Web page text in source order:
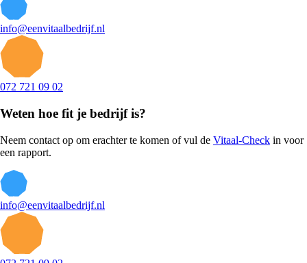
info@eenvitaalbedrijf.nl
072 721 09 02
Weten hoe fit je bedrijf is?
Neem contact op om erachter te komen of vul de Vitaal-Check in voor
een rapport.
info@eenvitaalbedrijf.nl